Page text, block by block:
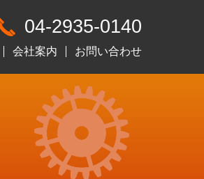
04-2935-0140
会社案内 お問い合わせ